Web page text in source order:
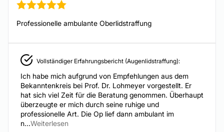
INTIMCHIRURGIE
DERMATOLOGIE
Narbenbehandlung
Professionelle ambulante Oberlidstraffung
Vollständiger Erfahrungsbericht (Augenlidstraffung):
Ich habe mich aufgrund von Empfehlungen aus dem
Bekanntenkreis bei Prof. Dr. Lohmeyer vorgestellt. Er
hat sich viel Zeit für die Beratung genommen. Überhaupt
überzeugte er mich durch seine ruhige und
professionelle Art. Die Op lief dann ambulant im
n...Weiterlesen